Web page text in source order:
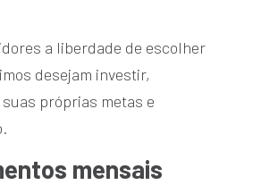
a liberdade de escolher
desejam investir,
próprias metas e
mensais